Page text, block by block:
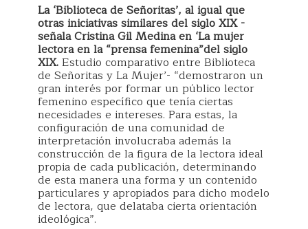
La ‘Biblioteca de Señoritas’, al igual que
otras iniciativas similares del siglo XIX -
señala Cristina Gil Medina en ‘La mujer
lectora en la “prensa femenina”del siglo
XIX.Estudio comparativo entre Biblioteca
de Señoritas y La Mujer’- “demostraron un
gran interés por formar un público lector
femenino específico que tenía ciertas
necesidades e intereses. Para estas, la
configuración de una comunidad de
interpretación involucraba además la
construcción de la figura de la lectora ideal
propia de cada publicación, determinando
de esta manera una forma y un contenido
particulares y apropiados para dicho modelo
de lectora, que delataba cierta orientación
ideológica”.